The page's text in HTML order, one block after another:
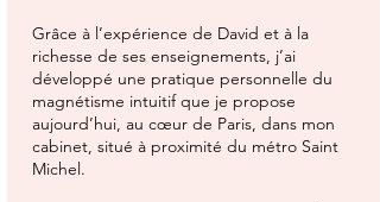
Grâce à l’expérience de David et à la
richesse de ses enseignements, j’ai
développé une pratique personnelle du
magnétisme intuitif que je propose
aujourd’hui, au cœur de Paris, dans mon
cabinet, situé à proximité du métro Saint
Michel.